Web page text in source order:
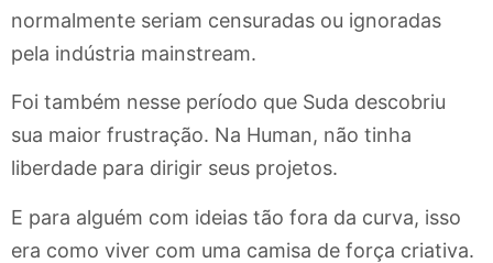
normalmente seriam censuradas ou ignoradas
pela indústria mainstream.
Foi também nesse período que Suda descobriu
sua maior frustração. Na Human, não tinha
liberdade para dirigir seus projetos.
E para alguém com ideias tão fora da curva, isso
era como viver com uma camisa de força criativa.